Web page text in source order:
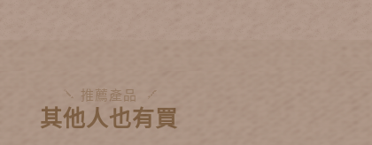
推薦產品
其他人也有買